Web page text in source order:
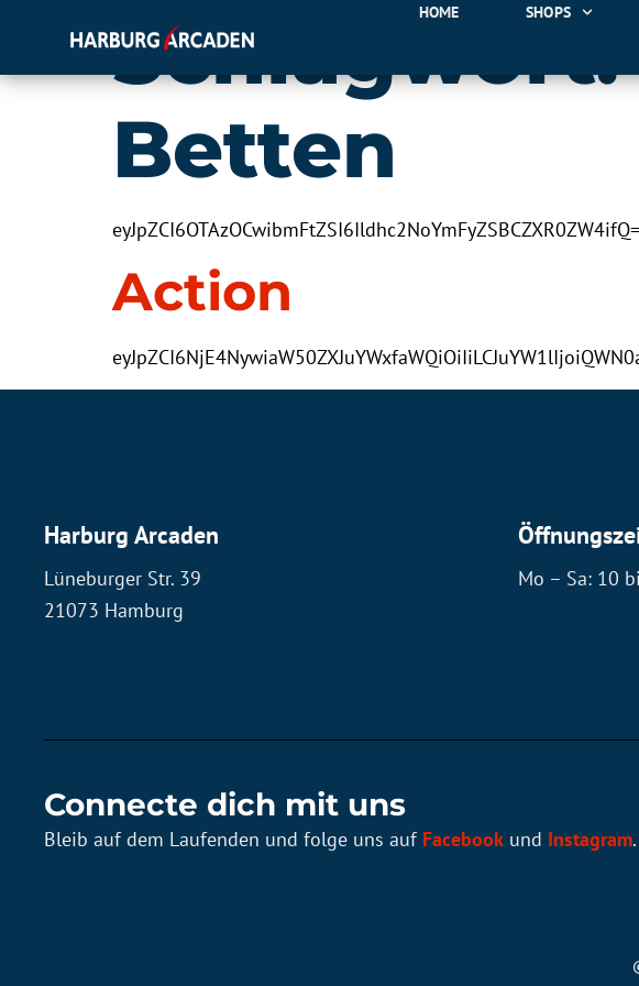
HOME SHOPS
Betten
Action
Harburg Arcaden
Lüneburger Str. 39
21073 Hamburg
Mo – Sa: 10
Connecte dich mit uns
Bleib auf dem Laufenden und folge uns auf Facebook und Instagram.